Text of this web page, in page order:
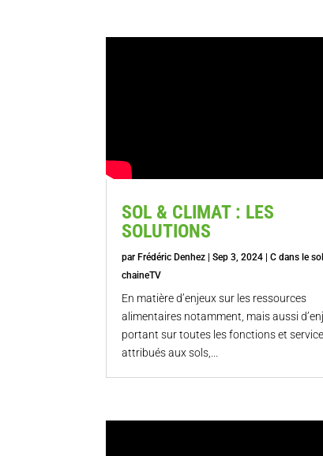
SOL & CLIMAT : LES
SOLUTIONS
parFrédéric Denhez |Sep 3, 2024 |C dans le sol
chaineTV
En matière d’enjeux sur les ressources
alimentaires notamment, mais aussi
portant sur toutes les fonctions et
attribués aux sols,...